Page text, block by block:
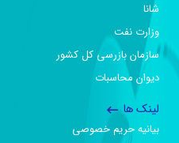
شانا
وزارت نفت
سازمان بازرسی کل کشور
دیوان محاسبات
لینک ها
بیانیه حریم خصوصی